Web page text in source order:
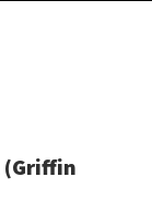
(Griffin